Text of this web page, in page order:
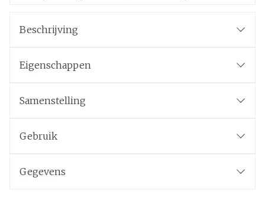
Beschrijving
Eigenschappen
Samenstelling
Gebruik
Gegevens